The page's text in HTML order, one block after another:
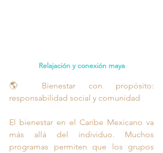
Relajación y conexión maya
🌎 Bienestar con propósito:
responsabilidad social y comunidad
El bienestar en el Caribe Mexicano va
más allá del individuo. Muchos
programas permiten que los grupos